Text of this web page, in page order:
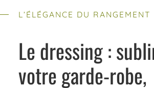
L’ÉLÉGANCE DU RANGEMENT
Le dressing :
votre garde-robe,